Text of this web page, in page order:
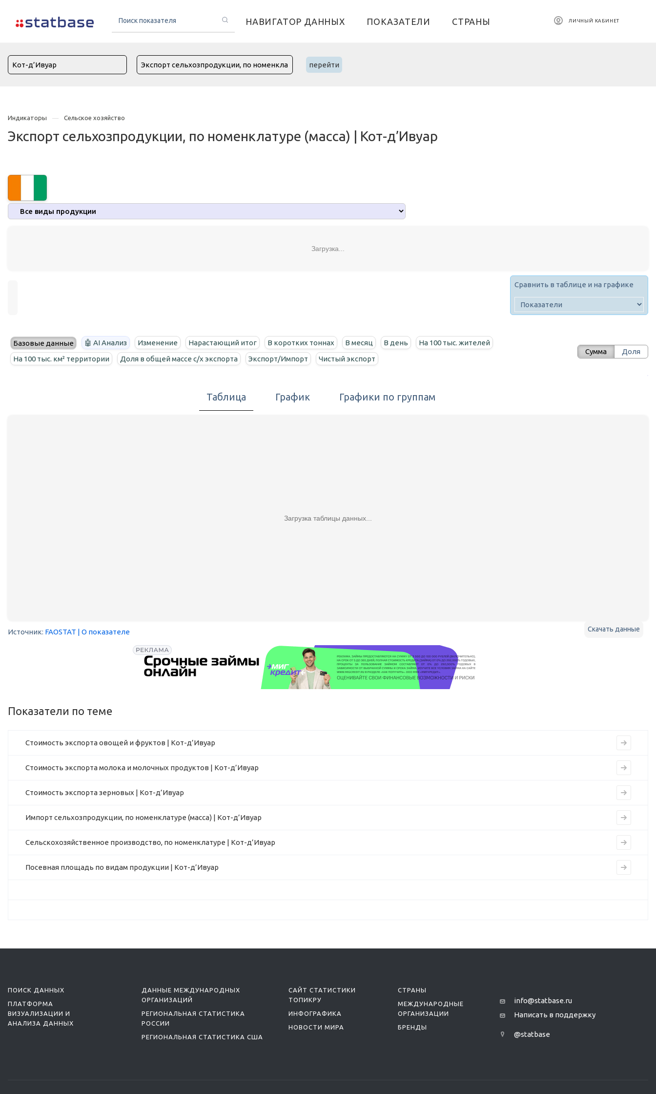
НАВИГАТОР ДАННЫХ ПОКАЗАТЕЛИ СТРАНЫ ЛИЧНЫЙ КАБИНЕТ
перейти
Индикаторы Сельское хозяйство
Экспорт сельхозпродукции, по номенклатуре (масса) | Кот-д’Ивуар
Загрузка...
Сравнить в таблице и на графике
Базовые данные 🤖 AI Анализ Изменение Нарастающий итог В коротких тоннах В месяц В день
На 100 тыс. жителей
На 100 тыс. км² территории
Доля в общей массе с/х экспорта Экспорт/Импорт Чистый экспорт
Сумма Доля
Таблица График Графики по группам
Загрузка таблицы данных...
Скачать данные
Источник: FAOSTAT | О показателе
Показатели по теме
Стоимость экспорта овощей и фруктов | Кот-д’Ивуар
Стоимость экспорта молока и молочных продуктов | Кот-д’Ивуар
Стоимость экспорта зерновых | Кот-д’Ивуар
Импорт сельхозпродукции, по номенклатуре (масса) | Кот-д’Ивуар
Сельскохозяйственное производство, по номенклатуре | Кот-д’Ивуар
Посевная площадь по видам продукции | Кот-д’Ивуар
ПОИСК ДАННЫХ
ПЛАТФОРМА
ВИЗУАЛИЗАЦИИ И
АНАЛИЗА ДАННЫХ
ДАННЫЕ МЕЖДУНАРОДНЫХ
ОРГАНИЗАЦИЙ
РЕГИОНАЛЬНАЯ СТАТИСТИКА
РОССИИ
РЕГИОНАЛЬНАЯ СТАТИСТИКА США
САЙТ СТАТИСТИКИ
ТОПИКРУ
ИНФОГРАФИКА
НОВОСТИ МИРА
СТРАНЫ
МЕЖДУНАРОДНЫЕ
ОРГАНИЗАЦИИ
БРЕНДЫ
info@statbase.ru
Написать в поддержку
@statbase